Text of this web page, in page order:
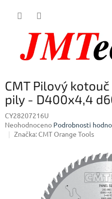
CMT Pilový
pily - D400x4,4
CY28207216U
Průměrné
hodnocení
Neohodnoceno Podrobnosti
Značka: CMT Orange Tools